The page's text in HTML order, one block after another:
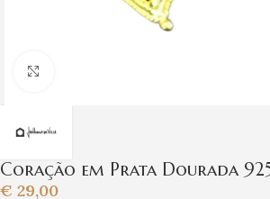
Coração em Prata Dourada
€ 29,00